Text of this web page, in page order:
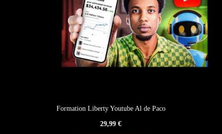
Formation Liberty Youtube Al de Paco
29,99€